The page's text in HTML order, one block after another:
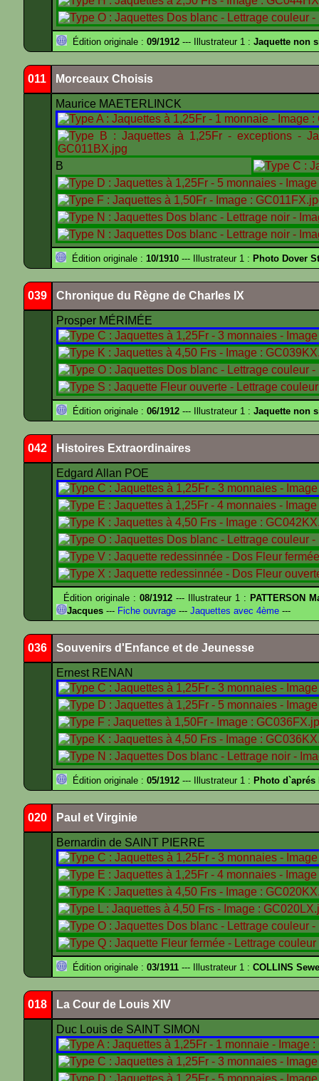
Édition originale : 09/1912 --- Illustrateur 1 : Jaquette non
011 Morceaux Choisis
Maurice MAETERLINCK
B
Édition originale : 10/1910 --- Illustrateur 1 : Photo Dover
039 Chronique du Règne de Charles IX
Prosper MÉRIMÉE
Édition originale : 06/1912 --- Illustrateur 1 : Jaquette non
042 Histoires Extraordinaires
Edgard Allan POE
Édition originale :08/1912 --- Illustrateur 1 : PATTERSON
Jacques --- Fiche ouvrage --- Jaquettes avec 4ème ---
036 Souvenirs d'Enfance et de Jeunesse
Ernest RENAN
Édition originale : 05/1912 --- Illustrateur 1 : Photo d`aprés
020 Paul et Virginie
Bernardin de SAINT PIERRE
Édition originale : 03/1911 --- Illustrateur 1 : COLLINS
018 La Cour de Louis XIV
Duc Louis de SAINT SIMON